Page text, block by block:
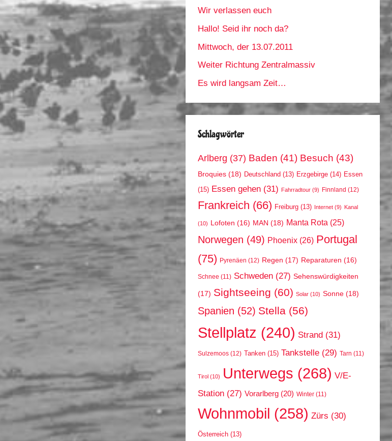
Wir verlassen euch
Hallo! Seid ihr noch da?
Mittwoch, der 13.07.2011
Weiter Richtung Zentralmassiv
Es wird langsam Zeit…
Schlagwörter
Arlberg (37) Baden (41) Besuch (43)
Broquies (18) Deutschland (13) Erzgebirge (14) Essen
(15) Essen gehen (31) Fahrradtour (9) Finnland (12)
Frankreich (66) Freiburg (13) Internet (9) Kanal
(10) Lofoten (16) MAN (18) Manta Rota (25)
Norwegen (49) Phoenix (26) Portugal
(75) Pyrenäen (12) Regen (17) Reparaturen (16)
Schnee (11) Schweden (27) Sehenswürdigkeiten
(17) Sightseeing (60) Solar (10) Sonne (18)
Spanien (52) Stella (56)
Stellplatz (240) Strand (31)
Sulzemoos (12) Tanken (15) Tankstelle (29) Tarn (11)
Tirol (10) Unterwegs (268) V/E-
Station (27) Vorarlberg (20) Winter (11)
Wohnmobil (258) Zürs (30)
Österreich (13)